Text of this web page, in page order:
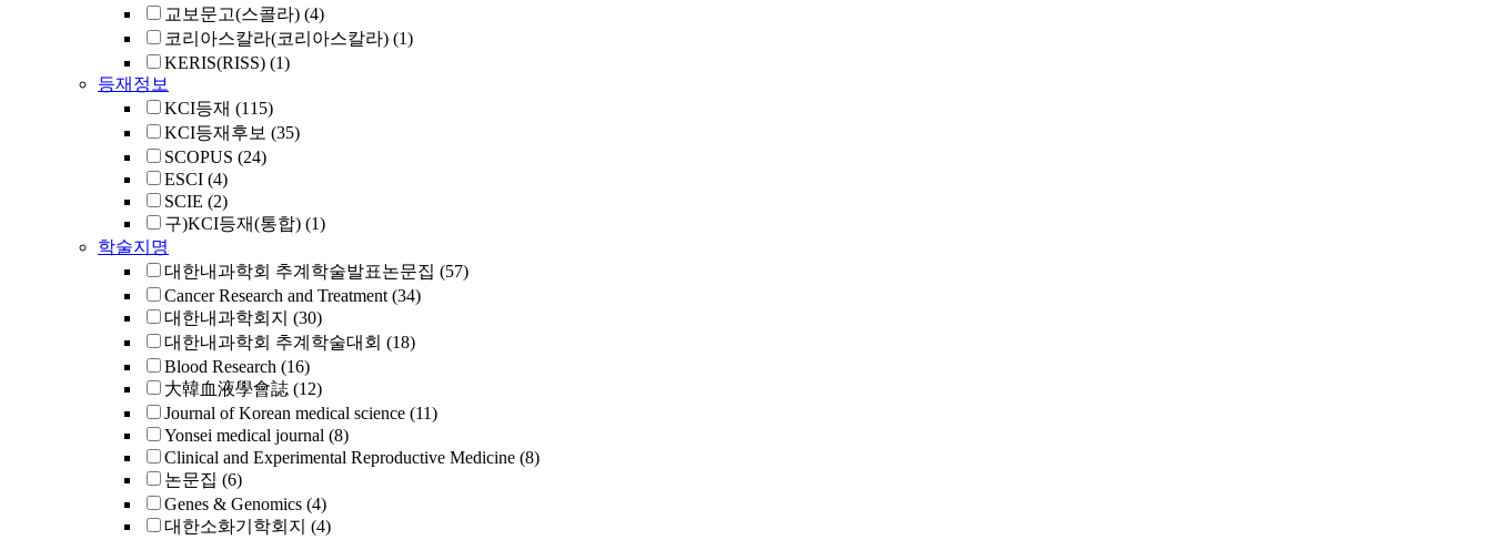
교보문고(스콜라) (4)
코리아스칼라(코리아스칼라) (1)
KERIS(RISS) (1)
등재정보
KCI등재 (115)
KCI등재후보 (35)
SCOPUS (24)
ESCI (4)
SCIE (2)
구)KCI등재(통합) (1)
학술지명
대한내과학회 추계학술발표논문집 (57)
Cancer Research and Treatment (34)
대한내과학회지 (30)
대한내과학회 추계학술대회 (18)
Blood Research (16)
大韓血液學會誌 (12)
Journal of Korean medical science (11)
Yonsei medical journal (8)
Clinical and Experimental Reproductive Medicine (8)
논문집 (6)
Genes & Genomics (4)
대한소화기학회지 (4)